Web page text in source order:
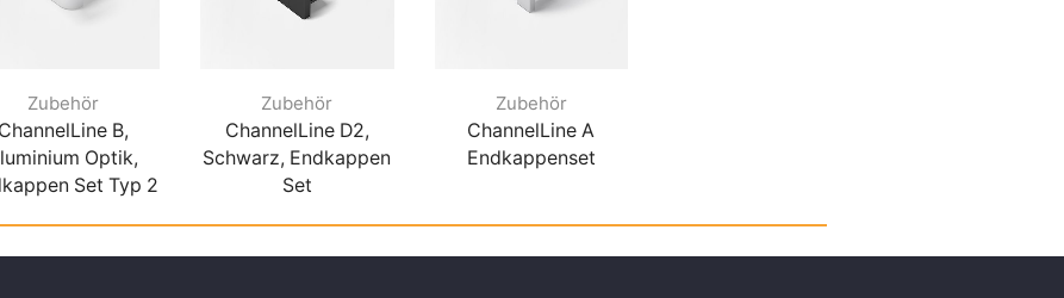
Zubehör
ChannelLine B,
Optik,
Set Typ 2
Zubehör
ChannelLine D2,
Schwarz, Endkappen
Set
Zubehör
ChannelLine A
Endkappenset